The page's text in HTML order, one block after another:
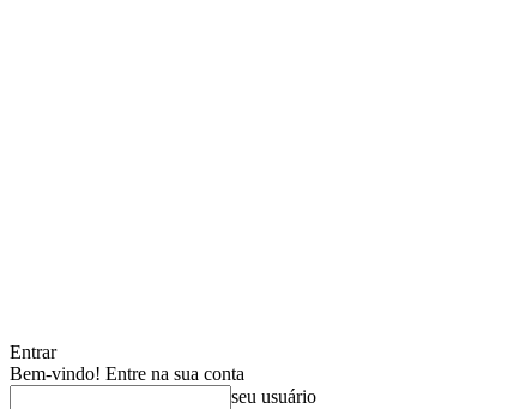
Entrar
Bem-vindo! Entre na sua conta
seu usuário